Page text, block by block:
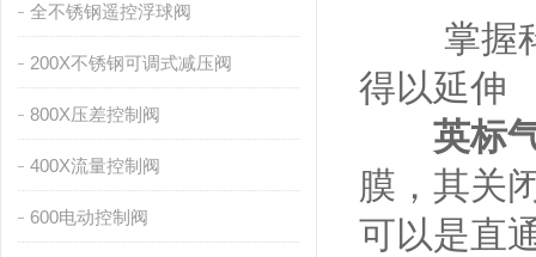
全不锈钢遥控浮球阀
200X不锈钢可调式减压阀
800X压差控制阀
400X流量控制阀
600电动控制阀
掌握科
得以延伸
英标
膜，其关
可以是直